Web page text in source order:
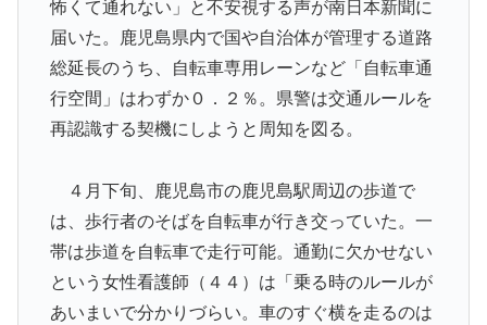
12年の国際試合における外国審判への接待疑惑が海外で
一斉に報じられる‥」
▶ 海外「凄すぎる！」折り紙と並ぶあの日本の偉大な発明
に海外がびっくり仰天
た…」
▶ 韓国人「韓国人が日本のラーメンについて勘違いしてい
ることがこちら…」→「えっ？？？？？？？？？？」＝
韓国の反応
▶
トルコ人「日本人まで獲るのか」上田綺世、トルコ名門
怖くて通れない」と不安視する声が南日本新聞に
届いた。鹿児島県内で国や自治体が管理する道路
総延長のうち、自転車専用レーンなど「自転車通
行空間」はわずか０．２％。県警は交通ルールを
再認識する契機にしようと周知を図る。
４月下旬、鹿児島市の鹿児島駅周辺の歩道で
は、歩行者のそばを自転車が行き交っていた。一
帯は歩道を自転車で走行可能。通勤に欠かせない
という女性看護師（４４）は「乗る時のルールが
あいまいで分かりづらい。車のすぐ横を走るのは